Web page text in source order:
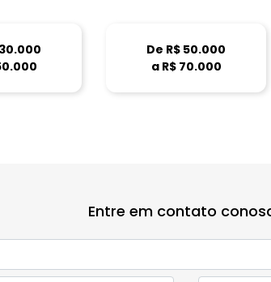
De R$ 50.000
a R$ 70.000
Entre em contato